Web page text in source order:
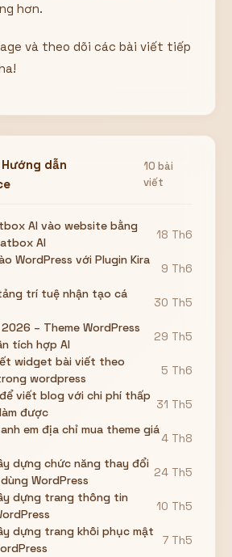
hơn.
và theo dõi các bài viết tiếp
dẫn
10 bài
viết
AI vào website bằng
AI
18 Th6
WordPress với Plugin Kira
9 Th6
trí tuệ nhận tạo cá
30 Th5
– Theme WordPress
tích hợp AI
29 Th5
widget bài viết theo
wordpress
5 Th6
viết blog với chi phí thấp
được
31 Th5
em địa chỉ mua theme giá
4 Th8
dựng chức năng thay đổi
WordPress
24 Th5
dựng trang thông tin
10 Th5
dựng trang khôi phục mật
7 Th5